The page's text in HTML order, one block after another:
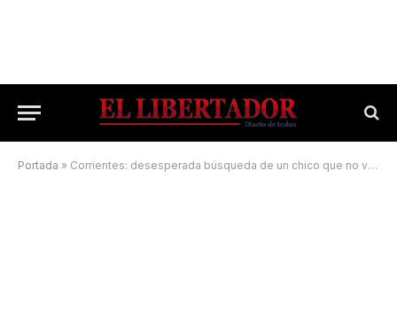
Portada » Corrientes: desesperada búsqueda de un chico que no volvió de la escuela